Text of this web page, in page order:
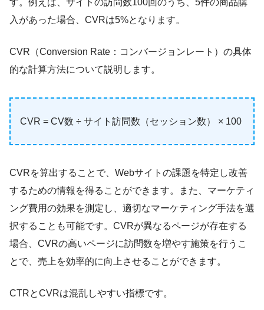
入があった場合、CVRは5%となります。
CVR（Conversion Rate：コンバージョンレート）の具体
的な計算方法について説明します。
CVR = CV数 ÷ サイト訪問数（セッション数） × 100
CVRを算出することで、Webサイトの課題を特定し改善
するための情報を得ることができます。また、マーケティ
ング費用の効果を測定し、適切なマーケティング手法を選
択することも可能です。CVRが異なるページが存在する
場合、CVRの高いページに訪問数を増やす施策を行うこ
とで、売上を効率的に向上させることができます。
CTRとCVRは混乱しやすい指標です。